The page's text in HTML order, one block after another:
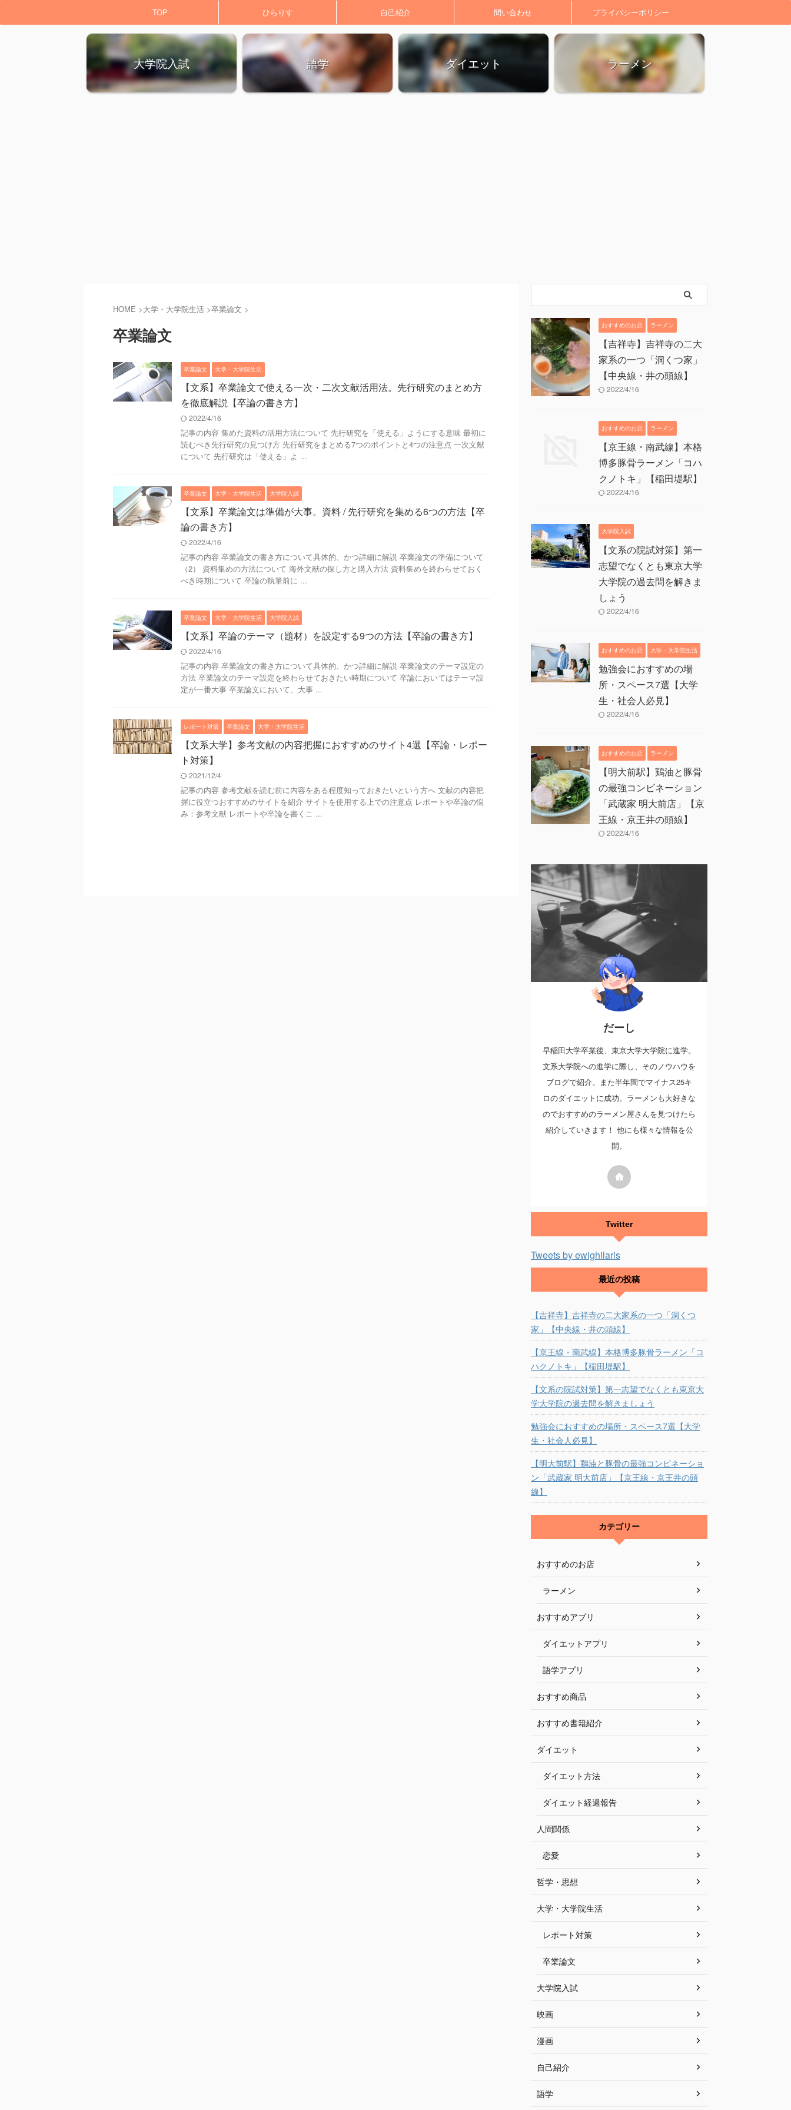
TOP ひらりす 自己紹介 問い合わせ プライバシーポリシー
大学院入試 語学 ダイエット ラーメン
HOME >大学・大学院生活 >卒業論文 >
卒業論文
卒業論文 大学・大学院生活
【文系】卒業論文で使える一次・二次文献活用法。先行研究のまとめ方
を徹底解説【卒論の書き方】
2022/4/16
記事の内容 集めた資料の活用方法について 先行研究を「使える」ようにする意味 最初に
読むべき先行研究の見つけ方 先行研究をまとめる7つのポイントと4つの注意点 一次文献
について 先行研究は「使える」よ ...
卒業論文 大学・大学院生活 大学院入試
【文系】卒業論文は準備が大事。資料 / 先行研究を集める6つの方法【卒
論の書き方】
2022/4/16
記事の内容 卒業論文の書き方について具体的、かつ詳細に解説 卒業論文の準備について
（2） 資料集めの方法について 海外文献の探し方と購入方法 資料集めを終わらせておく
べき時期について 卒論の執筆前に ...
卒業論文 大学・大学院生活 大学院入試
【文系】卒論のテーマ（題材）を設定する9つの方法【卒論の書き方】
2022/4/16
記事の内容 卒業論文の書き方について具体的、かつ詳細に解説 卒業論文のテーマ設定の
方法 卒業論文のテーマ設定を終わらせておきたい時期について 卒論においてはテーマ設
定が一番大事 卒業論文において、大事 ...
レポート対策 卒業論文 大学・大学院生活
【文系大学】参考文献の内容把握におすすめのサイト4選【卒論・レポー
ト対策】
2021/12/4
記事の内容 参考文献を読む前に内容をある程度知っておきたいという方へ 文献の内容把
握に役立つおすすめのサイトを紹介 サイトを使用する上での注意点 レポートや卒論の悩
み：参考文献 レポートや卒論を書くこ ...
おすすめのお店 ラーメン
【吉祥寺】吉祥寺の二大
家系の一つ「洞くつ家」
【中央線・井の頭線】
2022/4/16
おすすめのお店 ラーメン
【京王線・南武線】本格
博多豚骨ラーメン「コハ
クノトキ」【稲田堤駅】
2022/4/16
大学院入試
【文系の院試対策】第一
志望でなくとも東京大学
大学院の過去問を解きま
しょう
2022/4/16
おすすめのお店 大学・大学院生活
勉強会におすすめの場
所・スペース7選【大学
生・社会人必見】
2022/4/16
おすすめのお店 ラーメン
【明大前駅】鶏油と豚骨
の最強コンビネーション
「武蔵家 明大前店」【京
王線・京王井の頭線】
2022/4/16
だーし
早稲田大学卒業後、東京大学大学院に進学。
文系大学院への進学に際し、そのノウハウを
ブログで紹介。また半年間でマイナス25キ
ロのダイエットに成功。ラーメンも大好きな
のでおすすめのラーメン屋さんを見つけたら
紹介していきます！ 他にも様々な情報を公
開。
Twitter
Tweets by ewighilaris
最近の投稿
【吉祥寺】吉祥寺の二大家系の一つ「洞くつ
家」【中央線・井の頭線】
【京王線・南武線】本格博多豚骨ラーメン「コ
ハクノトキ」【稲田堤駅】
【文系の院試対策】第一志望でなくとも東京大
学大学院の過去問を解きましょう
勉強会におすすめの場所・スペース7選【大学
生・社会人必見】
【明大前駅】鶏油と豚骨の最強コンビネーショ
ン「武蔵家 明大前店」【京王線・京王井の頭
線】
カテゴリー
おすすめのお店
ラーメン
おすすめアプリ
ダイエットアプリ
語学アプリ
おすすめ商品
おすすめ書籍紹介
ダイエット
ダイエット方法
ダイエット経過報告
人間関係
恋愛
哲学・思想
大学・大学院生活
レポート対策
卒業論文
大学院入試
映画
漫画
自己紹介
語学